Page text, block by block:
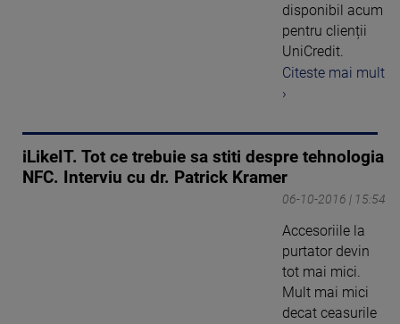
disponibil acum
pentru clienții
UniCredit.
Citeste mai mult
›
iLikeIT. Tot ce trebuie sa stiti despre tehnologia
NFC. Interviu cu dr. Patrick Kramer
06-10-2016 | 15:54
Accesoriile la
purtator devin
tot mai mici.
Mult mai mici
decat ceasurile